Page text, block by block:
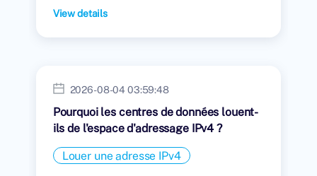
View details
2026-08-04 03:59:48
Pourquoi les centres de données louent-
ils de l'espace d'adressage IPv4 ?
Louer une adresse IPv4